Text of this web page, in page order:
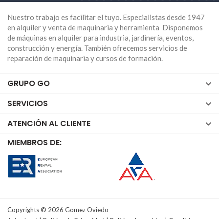
productos y lamaquinaria de plataformas
Todo lo que necesites para tu proyecto lo podrás
encontrar en Go Rental Store. Nuestros profesionales
te asesorarán si te surge alguna pregunta así que no
dudes en contactarnos.
nuestras sedes en Asturias, Cantabria, Madrid o
artículadas
proyecto. O si lo prefieres, también alquilamos
página web.
Nuestro trabajo es facilitar el tuyo. Especialistas desde 1947
en alquiler y venta de maquinaria y herramienta Disponemos
de máquinas en alquiler para industria, jardinería, eventos,
construcción y energía. También ofrecemos servicios de
reparación de maquinaria y cursos de formación.
GRUPO GO
SERVICIOS
ATENCIÓN AL CLIENTE
MIEMBROS DE:
Copyrights © 2026 Gomez Oviedo